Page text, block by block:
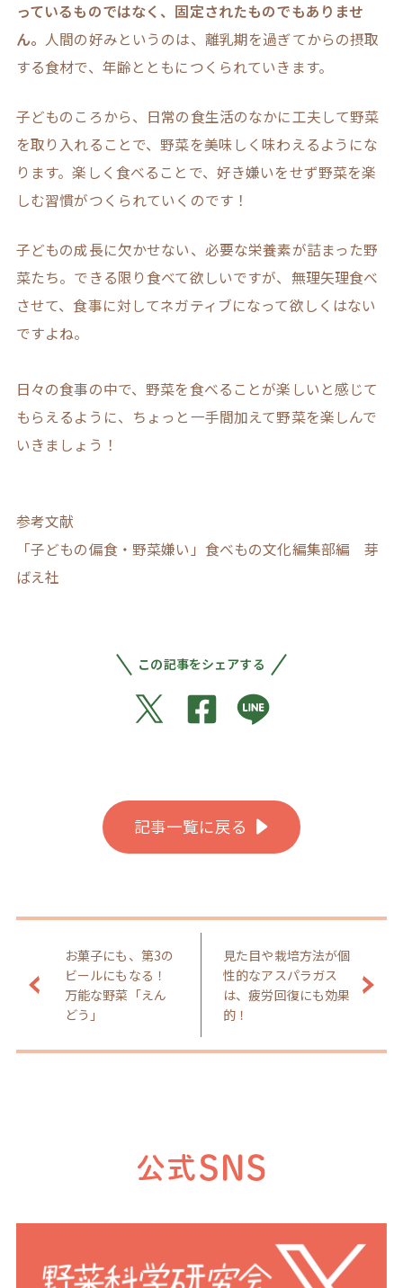
っているものではなく、固定されたものでもありませ
ん。 人間の好みというのは、離乳期を過ぎてからの摂取
する食材で、年齢とともにつくられていきます。
子どものころから、日常の食生活のなかに工夫して野菜
を取り入れることで、野菜を美味しく味わえるようにな
ります。楽しく食べることで、好き嫌いをせず野菜を楽
しむ習慣がつくられていくのです！
子どもの成長に欠かせない、必要な栄養素が詰まった野
菜たち。できる限り食べて欲しいですが、無理矢理食べ
させて、食事に対してネガティブになって欲しくはない
ですよね。
日々の食事の中で、野菜を食べることが楽しいと感じて
もらえるように、ちょっと一手間加えて野菜を楽しんで
いきましょう！
参考文献
「子どもの偏食・野菜嫌い」食べもの文化編集部編 芽
ばえ社
この記事をシェアする
記事一覧に戻る
お菓子にも、第3の
ビールにもなる！
万能な野菜「えん
どう」
見た目や栽培方法が個
性的なアスパラガス
は、疲労回復にも効果
的！